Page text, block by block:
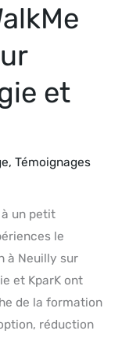
et
, Témoignages
un petit
le
à Neuilly sur
et KparK ont
de la formation
réduction